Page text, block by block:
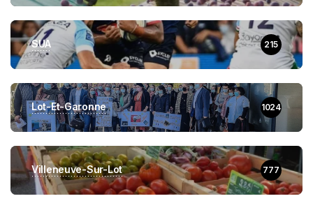
SUA 215
Lot-Et-Garonne 1024
Villeneuve-Sur-Lot 777